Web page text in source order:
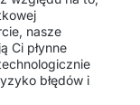
nasze
Ci płynne
błędów i